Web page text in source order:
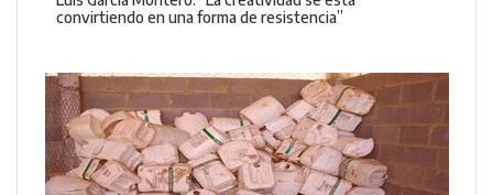
convirtiendo en una forma de resistencia”